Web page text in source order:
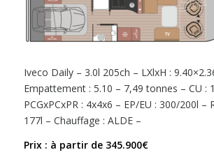
Iveco Daily – 3.0l 205ch – LXlxH :
Empattement : 5.10 – 7,49 tonnes – CU :
PCGxPCxPR : 4x4x6 – EP/EU : 300/200l –
177l – Chauffage : ALDE –
Prix : à partir de 345.900€